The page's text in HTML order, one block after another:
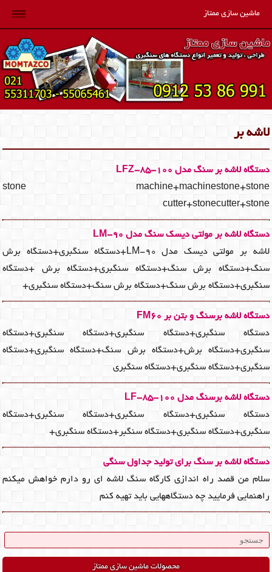
ماشین سازی ممتاز
لاشه بر
دستگاه لاشه بر سنگ مدل LFZ-85-100
stone machine+machinestone+stone
cutter+stonecutter+stone
دستگاه لاشه بر مولتی دیسک سنگ مدل LM-90
لاشه بر مولتی دیسک مدل LM-90+دستگاه سنگبری+دستگاه برش
سنگ+دستگاه برش سنگ+دستگاه سنگبری+دستگاه برش +دستگاه
سنگبری+دستگاه برش سنگ+دستگاه برش سنگ+دستگاه سنگبری+
دستگاه لاشه برسنگ و بتن بر FM60
دستگاه سنگبری+دستگاه سنگبری+دستگاه سنگبری+دستگاه
سنگبری+دستگاه برش+دستگاه برش سنگ+دستگاه سنگبری+دستگاه
سنگبری+دستگاه سنگبری+دستگاه سنگبری
دستگاه لاشه برسنگ مدل LF-85-100
دستگاه سنگبری+دستگاه سنگبری+دستگاه سنگبری+دستگاه
سنگبری+دستگاه سنگبری+دستگاه سنگبر+دستگاه سنگبری+
دستگاه لاشه بر سنگ برای تولید جداول سنگی
سلام من قصد راه اندازی کارگاه سنگ لاشه ای رو دارم خواهش میکنم
راهنمایی فرمایید چه دستگاههایی باید تهیه کنم
محصولات ماشین سازی ممتاز